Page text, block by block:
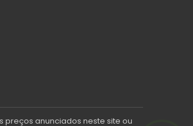
preços anunciados neste site ou